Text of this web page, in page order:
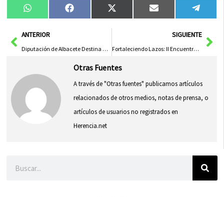
Compartir
en
WhatsAppCompartir
en
FacebookCompartir
en
X
(Twitter)
Compartir
en
Email
en
AntANTERIOR
Diputación de Albacete Destina Más de 396.000 Euros para Apoyar a 26 Municipios con ‘Dipualba Responde’ y ‘Dipualba Emergencias’
SIGUIENTE
Fortaleciendo Lazos: II Encuentro de Mujeres y Empresas para Impulsar el Vínculo Laboral Femenino
Otras Fuentes
A través de "Otras fuentes" publicamos artículos
relacionados de otros medios, notas de prensa, o
artículos de usuarios no registrados en
Herencia.net